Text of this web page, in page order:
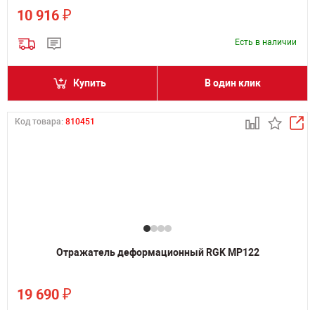
10 916 ₽
Есть в наличии
Купить В один клик
Код товара: 810451
Отражатель деформационный RGK MP122
19 690 ₽